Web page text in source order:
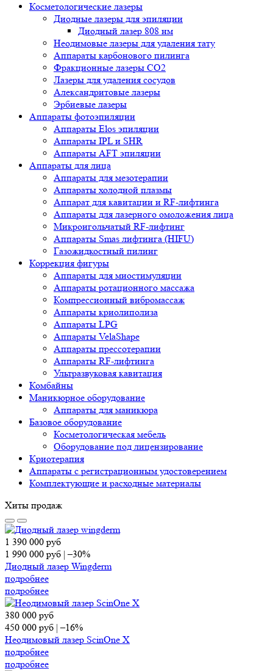
Косметологические лазеры
Диодные лазеры для эпиляции
Диодный лазер 808 нм
Неодимовые лазеры для удаления тату
Аппараты карбонового пилинга
Фракционные лазеры CO2
Лазеры для удаления сосудов
Александритовые лазеры
Эрбиевые лазеры
Аппараты фотоэпиляции
Аппараты Elos эпиляции
Аппараты IPL и SHR
Аппараты AFT эпиляции
Аппараты для лица
Аппараты для мезотерапии
Аппараты холодной плазмы
Аппарат для кавитации и RF-лифтинга
Аппараты для лазерного омоложения лица
Микроигольчатый RF-лифтинг
Аппараты Smas лифтинга (HIFU)
Газожидкостный пилинг
Коррекция фигуры
Аппараты для миостимуляции
Аппараты ротационного массажа
Компрессионный вибромассаж
Аппараты криолиполиза
Аппараты LPG
Аппараты VelaShape
Аппараты прессотерапии
Аппараты RF-лифтинга
Ультразвуковая кавитация
Комбайны
Маникюрное оборудование
Аппараты для маникюра
Базовое оборудование
Косметологическая мебель
Оборудование под лицензирование
Криотерапия
Аппараты c регистрационным удостоверением
Комплектующие и расходные материалы
Хиты продаж
1 390 000 руб
1 990 000 руб |–30%
Диодный лазер Wingderm
подробнее
подробнее
380 000 руб
450 000 руб |–16%
Неодимовый лазер ScinOne X
подробнее
подробнее